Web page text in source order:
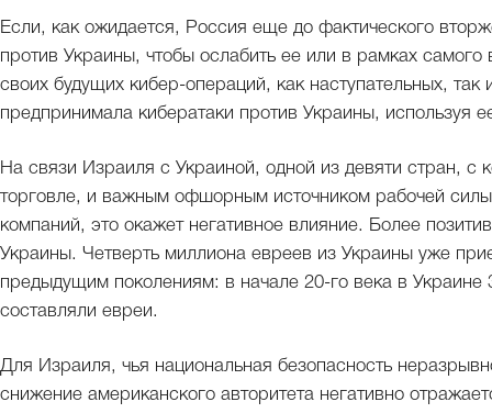
Если, как ожидается, Россия еще до фактического
против Украины, чтобы ослабить ее или в рамках
своих будущих кибер-операций, как наступательных,
предпринимала кибератаки против Украины, используя
На связи Израиля с Украиной, одной из девяти стран, с
торговле, и важным офшорным источником рабочей силы
компаний, это окажет негативное влияние. Более
Украины. Четверть миллиона евреев из Украины уже
предыдущим поколениям: в начале 20-го века в Украине
составляли евреи.
Для Израиля, чья национальная безопасность
снижение американского авторитета негативно